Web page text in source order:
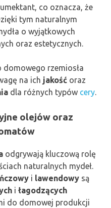
co oznacza, że
tym naturalnym
o wyjątkowych
oraz estetycznych.
domowego rzemiosła
na ich jakość oraz
dla różnych typów cery.
olejów oraz
odgrywają kluczową rolę
naturalnych mydeł.
i lawendowy są
i łagodzących
do domowej produkcji